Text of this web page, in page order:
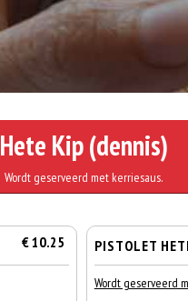
Hete Kip (dennis)
Wordt geserveerd met kerriesaus.
€ 10.25 PISTOLET
Wordt geserveerd